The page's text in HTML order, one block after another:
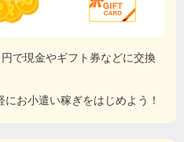
で現金やギフト券などに交換
お小遣い稼ぎをはじめよう！